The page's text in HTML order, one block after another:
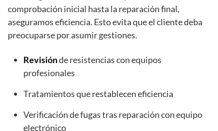
comprobación inicial hasta la reparación final,
aseguramos eficiencia. Esto evita que el cliente deba
preocuparse por asumir gestiones.
Revisiónde resistencias con equipos
profesionales
Tratamientos que restablecen eficiencia
Verificación de fugas tras reparación con equipo
electrónico